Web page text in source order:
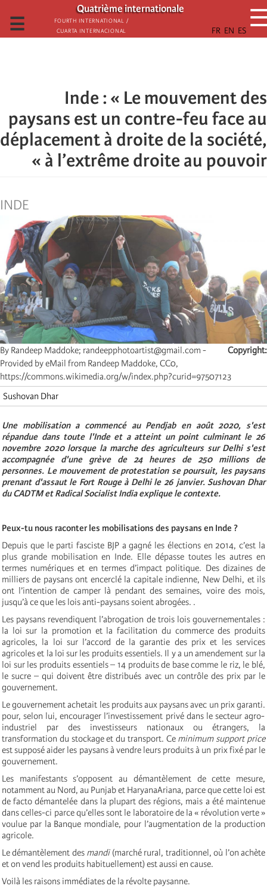
تجاوز
إلى
المحتوى
Quatrième internationale
Fourth International /
Cuarta Internacional
☰
Inde : « Le mouvement des
paysans est un contre-feu face au
déplacement à droite de la société,
à l’extrême droite au pouvoir »
INDE
Copyright
By Randeep Maddoke; randeepphotoartist@gmail.com -
Provided by eMail from Randeep Maddoke, CC0,
https://commons.wikimedia.org/w/index.php?curid=97507123
Sushovan Dhar
Une mobilisation a commencé au Pendjab en août 2020, s'est
répandue dans toute l'Inde et a atteint un point culminant le 26
novembre 2020 lorsque la marche des agriculteurs sur Delhi s'est
accompagnée d'une grève de 24 heures de 250 millions de
personnes. Le mouvement de protestation se poursuit, les paysans
prenant d'assaut le Fort Rouge à Delhi le 26 janvier. Sushovan Dhar
du CADTM et Radical Socialist India explique le contexte.
Peux-tu nous raconter les mobilisations des paysans en Inde ?
Depuis que le parti fasciste BJP a gagné les élections en 2014, c’est la
plus grande mobilisation en Inde. Elle dépasse toutes les autres en
termes numériques et en termes d’impact politique. Des dizaines de
milliers de paysans ont encerclé la capitale indienne, New Delhi, et ils
ont l’intention de camper là pendant des semaines, voire des mois,
jusqu’à ce que les lois anti-paysans soient abrogées. .
Les paysans revendiquent l’abrogation de trois lois gouvernementales :
la loi sur la promotion et la facilitation du commerce des produits
agricoles, la loi sur l’accord de la garantie des prix et les services
agricoles et la loi sur les produits essentiels. Il y a un amendement sur la
loi sur les produits essentiels – 14 produits de base comme le riz, le blé,
le sucre – qui doivent être distribués avec un contrôle des prix par le
gouvernement.
Le gouvernement achetait les produits aux paysans avec un prix garanti.
pour, selon lui, encourager l’investissement privé dans le secteur agro-
industriel par des investisseurs nationaux ou étrangers, la
transformation du stockage et du transport. Ce minimum support price
est supposé aider les paysans à vendre leurs produits à un prix fixé par le
gouvernement.
Les manifestants s’opposent au démantèlement de cette mesure,
notamment au Nord, au Punjab et HaryanaAriana, parce que cette loi est
de facto démantelée dans la plupart des régions, mais a été maintenue
dans celles-ci parce qu’elles sont le laboratoire de la « révolution verte »
voulue par la Banque mondiale, pour l’augmentation de la production
agricole.
Le démantèlement des mandi(marché rural, traditionnel, où l’on achète
et on vend les produits habituellement) est aussi en cause.
Voilà les raisons immédiates de la révolte paysanne.